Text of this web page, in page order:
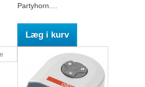
Partyhorn....
Læg i kurv